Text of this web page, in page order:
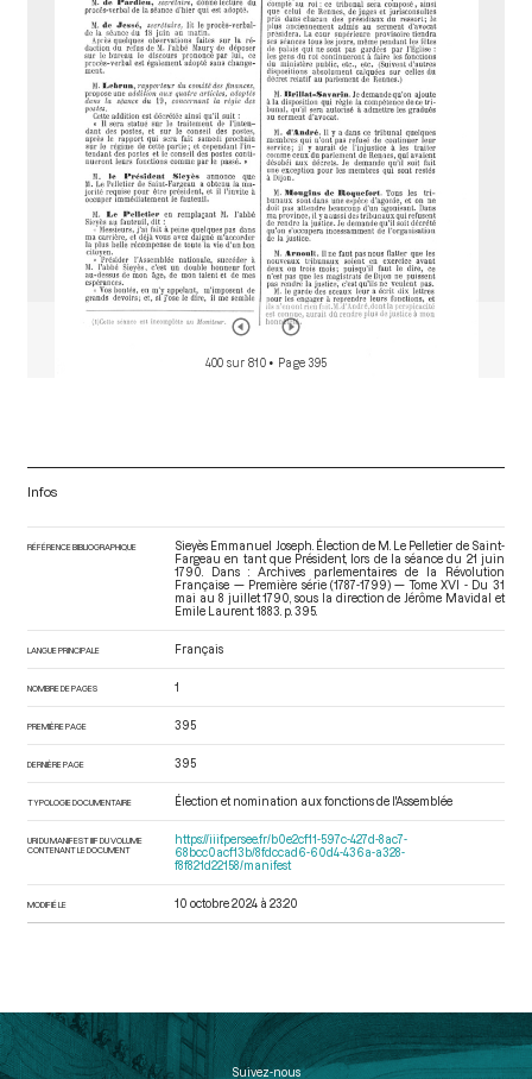
400 sur 810 • Page 395
Infos
RÉFÉRENCE BIBLIOGRAPHIQUE
Sieyès Emmanuel Joseph. Élection de M. Le Pelletier de Saint-
Fargeau en tant que Président, lors de la séance du 21 juin
1790. Dans : Archives parlementaires de la Révolution
Française — Première série (1787-1799) — Tome XVI - Du 31
mai au 8 juillet 1790 , sous la direction de Jérôme Mavidal et
Emile Laurent. 1883. p. 395.
LANGUE PRINCIPALE Français
NOMBRE DE PAGES 1
PREMIÈRE PAGE 395
DERNIÈRE PAGE 395
TYPOLOGIE DOCUMENTAIRE Élection et nomination aux fonctions de l'Assemblée
URI DU MANIFEST IIIF DU VOLUME
CONTENANT LE DOCUMENT
https://iiif.persee.fr/b0e2cf11-597c-427d-8ac7-
68bcc0acf13b/8fdccad6-60d4-436a-a328-
f8f821d22158/manifest
MODIFIÉ LE 10 octobre 2024 à 23:20
Suivez-nous